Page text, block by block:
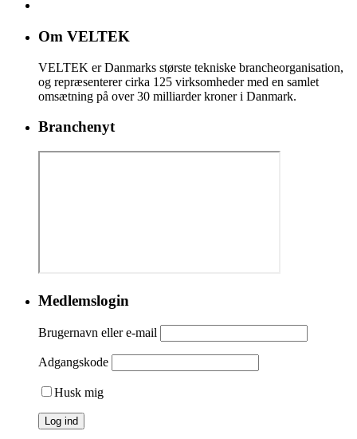
Om VELTEK
VELTEK er Danmarks største tekniske brancheorganisation,
og repræsenterer cirka 125 virksomheder med en samlet
omsætning på over 30 milliarder kroner i Danmark.
Branchenyt
Medlemslogin
Brugernavn eller e-mail
Adgangskode
Husk mig